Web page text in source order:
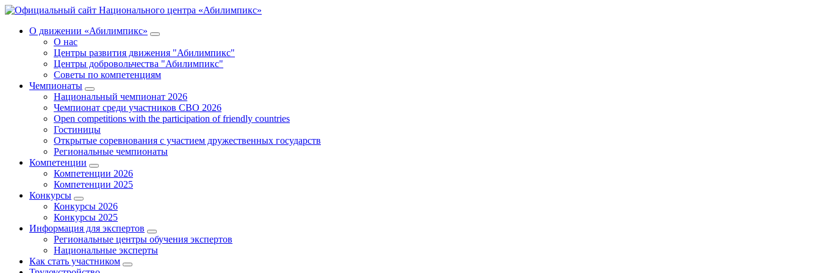
О движении «Абилимпикс»
О нас
Центры развития движения "Абилимпикс"
Центры добровольчества "Абилимпикс"
Советы по компетенциям
Чемпионаты
Национальный чемпионат 2026
Чемпионат среди участников СВО 2026
Open competitions with the participation of friendly countries
Гостиницы
Открытые соревнования с участием дружественных государств
Региональные чемпионаты
Компетенции
Компетенции 2026
Компетенции 2025
Конкурсы
Конкурсы 2026
Конкурсы 2025
Информация для экспертов
Региональные центры обучения экспертов
Национальные эксперты
Как стать участником